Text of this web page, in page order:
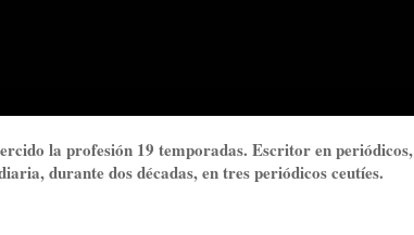
la profesión 19 temporadas. Escritor en periódicos,
durante dos décadas, en tres periódicos ceutíes.